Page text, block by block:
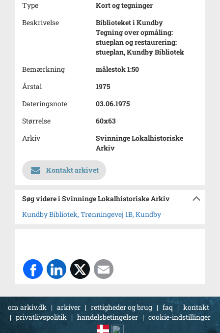
Type
Kort og tegninger
Beskrivelse
Biblioteket i Kundby
Tegning over opmåling:
stueplan og restaurering:
stueplan, Kundby Bibliotek
Bemærkning
målestok 1:50
Årstal
1975
Dateringsnote
03.06.1975
Størrelse
60x63
Arkiv
Svinninge Lokalhistoriske
Arkiv
Kontakt arkivet
Søg videre i Svinninge Lokalhistoriske Arkiv
Kundby Bibliotek, Trønningevej 1B, Kundby
om arkiv.dk | arkiver | rettigheder og brug | faq | kontakt
|privatlivspolitik | handelsbetingelser | cookie-indstillinger